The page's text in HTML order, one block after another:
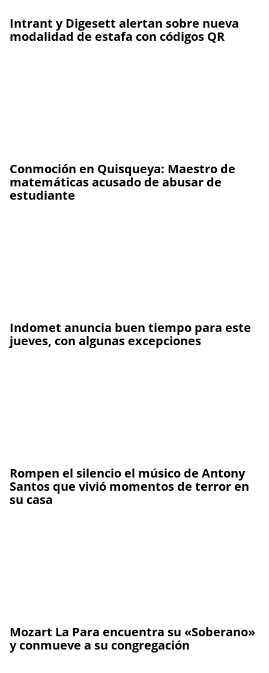
Intrant y Digesett alertan sobre nueva
modalidad de estafa con códigos QR
Conmoción en Quisqueya: Maestro de
matemáticas acusado de abusar de
estudiante
Indomet anuncia buen tiempo para este
jueves, con algunas excepciones
Rompen el silencio el músico de Antony
Santos que vivió momentos de terror en
su casa
Mozart La Para encuentra su «Soberano»
y conmueve a su congregación